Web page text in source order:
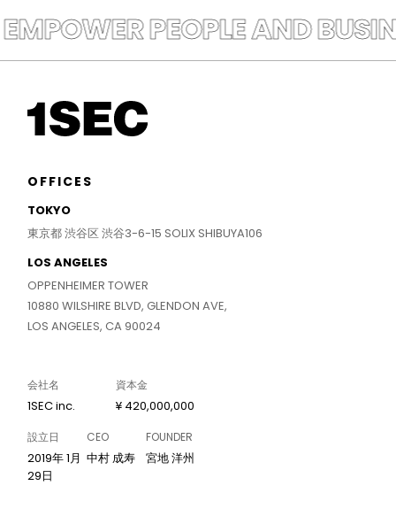
PEOPLE AND
OFFICES
TOKYO
東京都 渋谷区 渋谷3-6-15 SOLIX SHIBUYA106
LOS ANGELES
OPPENHEIMER TOWER
10880 WILSHIRE BLVD, GLENDON AVE,
LOS ANGELES, CA 90024
会社名
1SEC inc.
資本金
¥ 420,000,000
設立日
2019年 1月
29日
CEO
中村 成寿
FOUNDER
宮地 洋州